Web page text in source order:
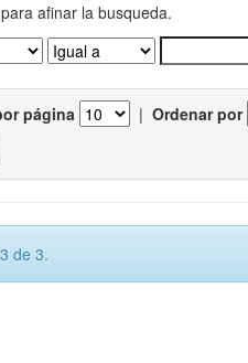
afinar la busqueda.
página | Ordenar por
de 3.